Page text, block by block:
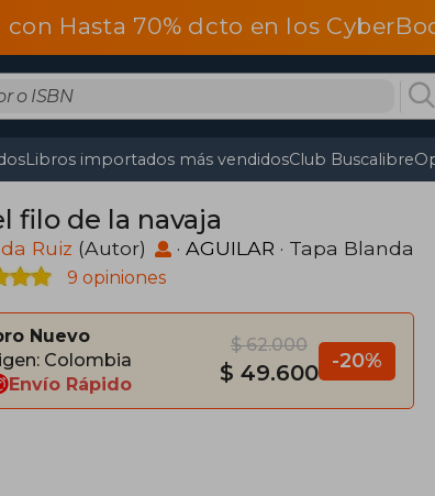
con Hasta 70% dcto en los
Libros importados más vendidosClub Buscalibre
filo de la navaja
Ruiz (Autor) · AGUILAR · Tapa Blanda
9 opiniones
Nuevo
Colombia
Envío Rápido
$ 62.000
$ 49.600 -20%